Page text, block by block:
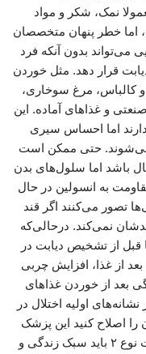
نمک، شکر و مواد
اما خطر پنهان متخصصان
بدون آنکه فرد
قرار دهد. مثل خوردن
مرغ سوخاری،
و غذاهای آماده. این
دارند اما احساس سیری
می‌شوند. حتی ممکن است
باشد اما سلول‌های بدن
به انسولین در حال
تصور می‌کنند اگر قند
نمی‌کند. درحالی‌که
از تشخیص دیابت در
از غذا، افزایش چربی
بعد از خوردن غذاهای
اولیه اختلال در
اصلاح کنید این پزشک
تاکید می‌کند که «برای دور ماندن از دیابت نوع ۲ باید سبک زندگی و